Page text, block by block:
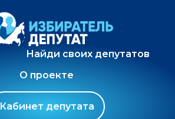
Найди своих депутатов
О проекте
Кабинет депутата